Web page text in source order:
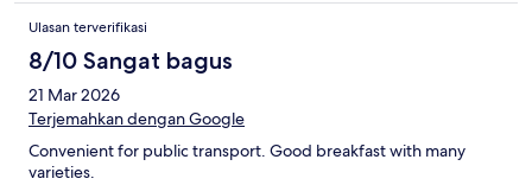
Ulasan terverifikasi
8/10 Sangat bagus
21 Mar 2026
Terjemahkan dengan Google
Convenient for public transport. Good breakfast with many
varieties.